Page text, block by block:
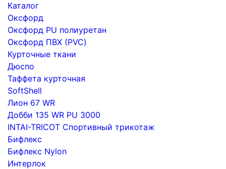
Каталог
Оксфорд
Оксфорд PU полиуретан
Оксфорд ПВХ (PVC)
Курточные ткани
Дюспо
Таффета курточная
SoftShell
Лион 67 WR
Добби 135 WR PU 3000
INTAI-TRICOT Спортивный трикотаж
Бифлекс
Бифлекс Nylon
Интерлок